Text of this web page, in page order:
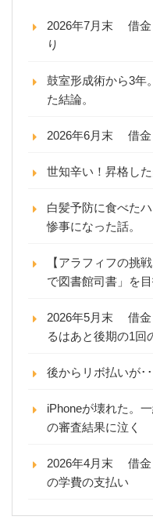
2026年7月末 借金
り
鼓室形成術から3年
た結論。
2026年6月末 借金
世知辛い！昇格し
白髪予防に食べた
惨事になった話。
【アラフィフの挑
で図書館司書」を
2026年5月末 借金
るはあと後期の1回
後からリボ払いが･
iPhoneが壊れた。
の審査結果に泣く
2026年4月末 借金
の学費の支払い